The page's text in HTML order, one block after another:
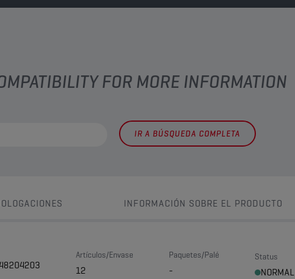
FOR MORE INFORMATION
IR A BÚSQUEDA COMPLETA
INFORMACIÓN SOBRE EL PRODUCTO
Artículos/Envase
12
Paquetes/Palé
-
Status
NORMAL